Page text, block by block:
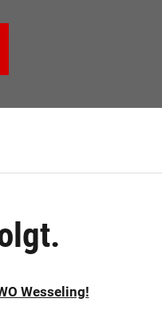
Wesseling!